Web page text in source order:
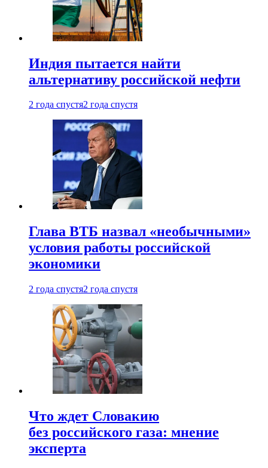
Индия пытается найти
альтернативу российской нефти
2 года спустя2 года спустя
Глава ВТБ назвал «необычными»
условия работы российской
экономики
2 года спустя2 года спустя
Что ждет Словакию
без российского газа: мнение
эксперта